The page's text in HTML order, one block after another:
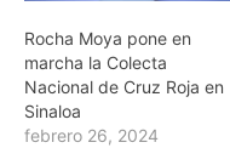
Rocha Moya pone en
marcha la Colecta
Nacional de Cruz Roja en
Sinaloa
febrero 26, 2024